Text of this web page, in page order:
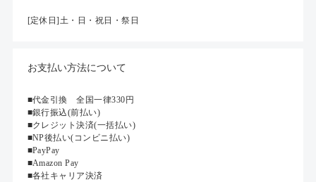
[定休日]土・日・祝日・祭日
お支払い方法について
■代金引換 全国一律330円
■銀行振込(前払い)
■クレジット決済(一括払い)
■NP後払い(コンビニ払い)
■PayPay
■Amazon Pay
■各社キャリア決済